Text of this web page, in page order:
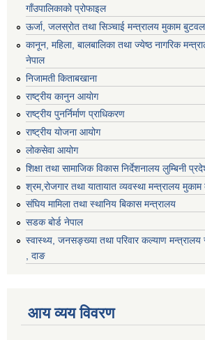
गाँउपालिकाको प्रोफाइल
ऊर्जा, जलस्रोत तथा सिञ्चाई मन्त्रालय मुकाम
कानून, महिला, बालबालिका तथा ज्येष्ठ नागरिक
नेपाल
निजामती किताबखाना
राष्ट्रीय कानुन आयाेग
राष्ट्रीय पुनर्निर्माण प्राधिकरण
राष्ट्रीय योजना आयोग
लोकसेवा आयोग
शिक्षा तथा सामाजिक विकास निर्देशनालय लुम्बिनी
श्रम,रोजगार तथा यातायात व्यवस्था मन्त्रालय
संघिय मामिला तथा स्थानिय बिकास मन्त्रालय
सडक बोर्ड नेपाल
स्वास्थ्य, जनसङ्ख्या तथा परिवार कल्याण मन्त्रालय
, दाङ
आय व्यय विवरण